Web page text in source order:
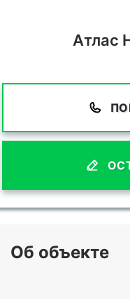
Атлас
Об объекте